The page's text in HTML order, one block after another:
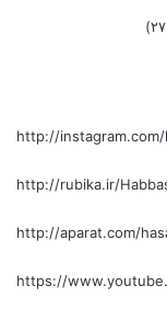
http://instagram.com/
http://rubika.ir/
http://aparat.com/
https://